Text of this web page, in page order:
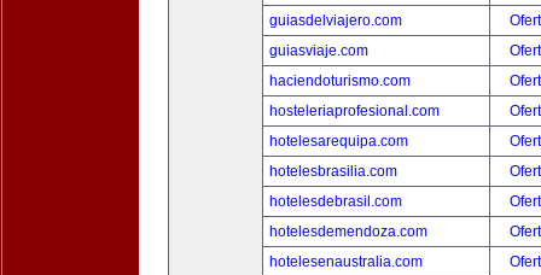
guiasdelviajero.com
guiasviaje.com
haciendoturismo.com
hosteleriaprofesional.com
hotelesarequipa.com
hotelesbrasilia.com
hotelesdebrasil.com
hotelesdemendoza.com
hotelesenaustralia.com